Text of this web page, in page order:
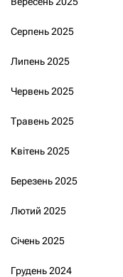
Серпень 2025
Липень 2025
Червень 2025
Травень 2025
Квітень 2025
Березень 2025
Лютий 2025
Січень 2025
Грудень 2024